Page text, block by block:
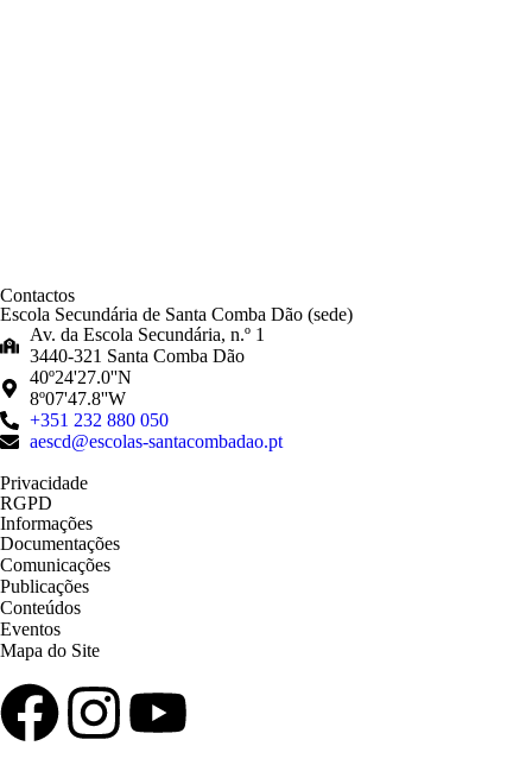
Contactos
Escola Secundária de Santa Comba Dão (sede)
Av. da Escola Secundária, n.º 1
3440-321 Santa Comba Dão
40º24'27.0''N
8º07'47.8''W
+351 232 880 050
aescd@escolas-santacombadao.pt
Privacidade
RGPD
Informações
Documentações
Comunicações
Publicações
Conteúdos
Eventos
Mapa do Site